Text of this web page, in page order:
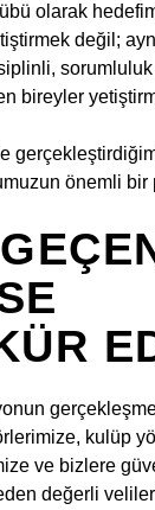
olarak
değil;
bireyler
önemli bir
kulüp
ve bizlere
değerli